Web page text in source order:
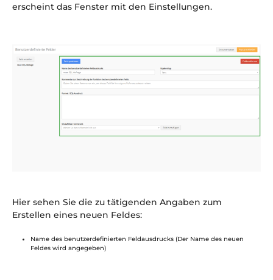
erscheint das Fenster mit den Einstellungen.
Hier sehen Sie die zu tätigenden Angaben zum
Erstellen eines neuen Feldes:
Name des benutzerdefinierten Feldausdrucks (Der Name des neuen
Feldes wird angegeben)